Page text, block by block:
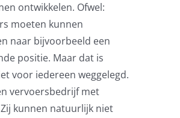
ontwikkelen. Ofwel:
moeten kunnen
naar bijvoorbeeld een
positie. Maar dat is
voor iedereen weggelegd.
vervoersbedrijf met
kunnen natuurlijk niet